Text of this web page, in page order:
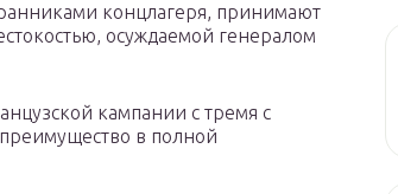
концлагеря, принимают
осуждаемой генералом
кампании с тремя с
в полной